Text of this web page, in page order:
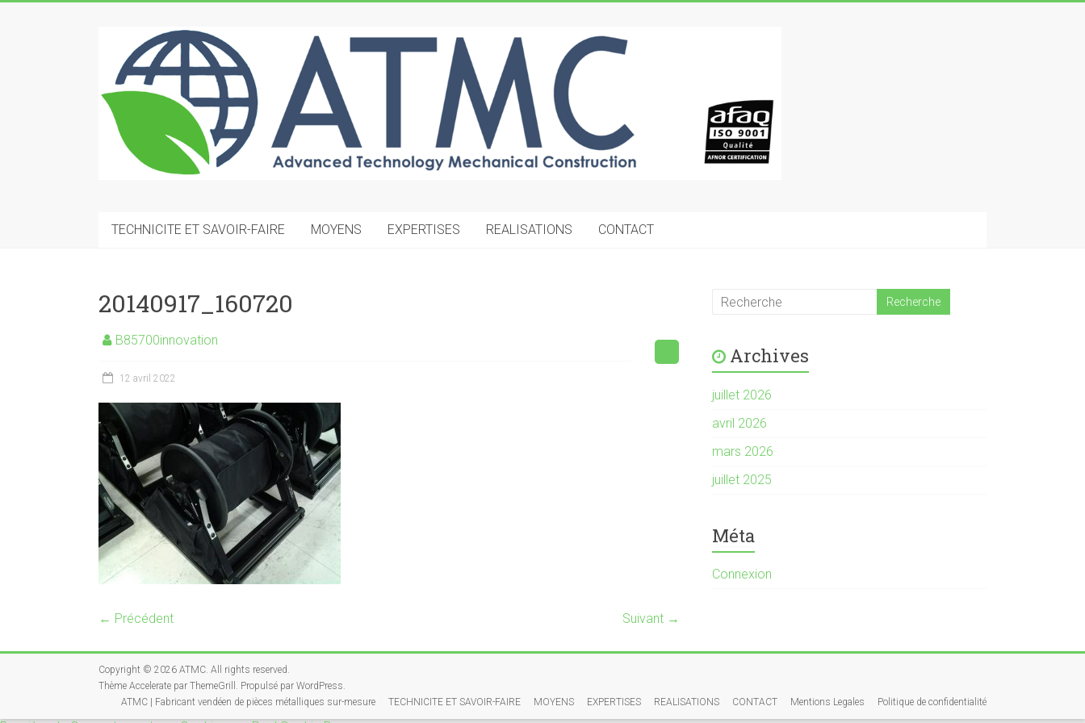
ATMC
Advanced
Technology
Mechanical
Construction
TECHNICITE ET SAVOIR-FAIRE MOYENS EXPERTISES REALISATIONS CONTACT
20140917_160720
B85700innovation
12 avril 2022
← Précédent Suivant →
Archives
juillet 2026
avril 2026
mars 2026
juillet 2025
Méta
Connexion
Copyright © 2026 ATMC. All rights reserved.
Thème Accelerate par ThemeGrill. Propulsé par WordPress.
ATMC | Fabricant vendéen de pièces métalliques sur-mesure
TECHNICITE ET SAVOIR-FAIRE MOYENS EXPERTISES REALISATIONS CONTACT Mentions Legales Politique de confidentialité